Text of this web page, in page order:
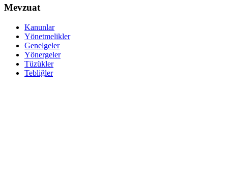
Mevzuat
Kanunlar
Yönetmelikler
Genelgeler
Yönergeler
Tüzükler
Tebliğler